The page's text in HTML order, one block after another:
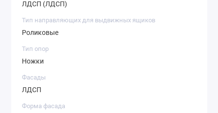
ЛДСП (ЛДСП)
Тип направляющих для выдвижных ящиков
Роликовые
Тип опор
Ножки
Фасады
ЛДСП
Форма фасада